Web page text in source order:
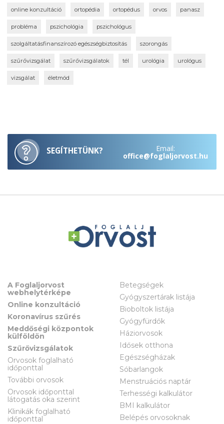
online konzultáció ortopédia ortopédus orvos panasz
probléma pszichológia pszichológus
szolgáltatásfinanszírozó egészségbiztosítás szorongás
szűrővizsgálat szűrővizsgálatok tél urológia urológus
vizsgálat életmód
SEGÍTHETÜNK? Email:
office@foglaljorvost.hu
A Foglaljorvost
webhelytérképe
Online konzultáció
Koronavírus szűrés
Meddőségi központok
külföldön
Szűrővizsgálatok
Orvosok foglalható
időponttal
További orvosok
Orvosok időponttal
látogatás oka szerint
Klinikák foglalható
időponttal
Betegségek
Gyógyszertárak listája
Bioboltok listája
Gyógyfürdők
Háziorvosok
Idősek otthona
Egészségházak
Sóbarlangok
Menstruációs naptár
Terhességi kalkulátor
BMI kalkulátor
Belépés orvosoknak